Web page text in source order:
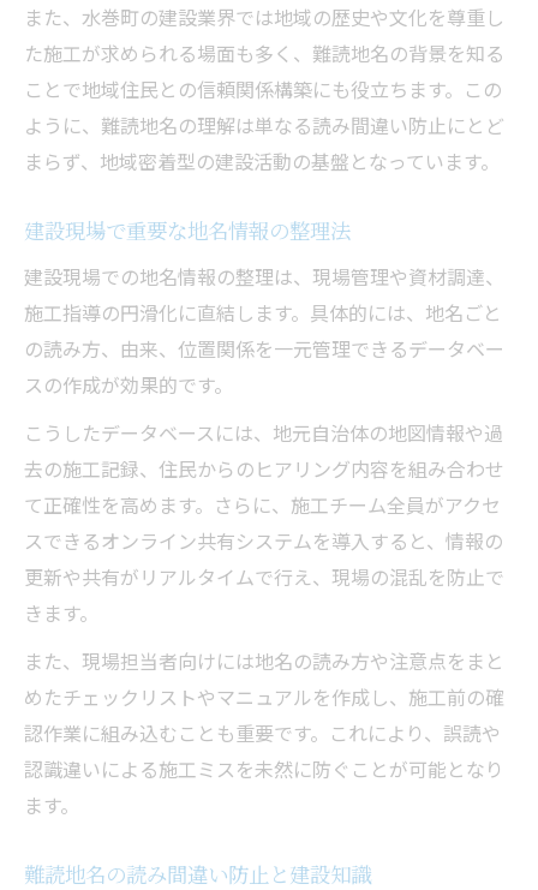
また、水巻町の建設業界では地域の歴史や文化を尊重し
た施工が求められる場面も多く、難読地名の背景を知る
ことで地域住民との信頼関係構築にも役立ちます。この
ように、難読地名の理解は単なる読み間違い防止にとど
まらず、地域密着型の建設活動の基盤となっています。
建設現場で重要な地名情報の整理法
建設現場での地名情報の整理は、現場管理や資材調達、
施工指導の円滑化に直結します。具体的には、地名ごと
の読み方、由来、位置関係を一元管理できるデータベー
スの作成が効果的です。
こうしたデータベースには、地元自治体の地図情報や過
去の施工記録、住民からのヒアリング内容を組み合わせ
て正確性を高めます。さらに、施工チーム全員がアクセ
スできるオンライン共有システムを導入すると、情報の
更新や共有がリアルタイムで行え、現場の混乱を防止で
きます。
また、現場担当者向けには地名の読み方や注意点をまと
めたチェックリストやマニュアルを作成し、施工前の確
認作業に組み込むことも重要です。これにより、誤読や
認識違いによる施工ミスを未然に防ぐことが可能となり
ます。
難読地名の読み間違い防止と建設知識